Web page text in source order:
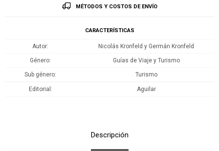
MÉTODOS Y COSTOS DE ENVÍO
CARACTERÍSTICAS
Autor Nicolás Kronfeld y Germán Kronfeld
Género Guías de Viaje y Turismo
Sub género Turismo
Editorial Aguilar
Descripción